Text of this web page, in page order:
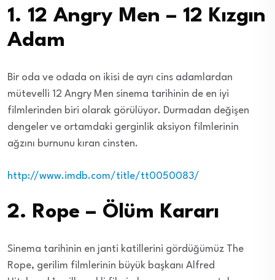
1. 12 Angry Men – 12 Kızgın
Adam
Bir oda ve odada on ikisi de ayrı cins adamlardan
mütevelli 12 Angry Men sinema tarihinin de en iyi
filmlerinden biri olarak görülüyor. Durmadan değişen
dengeler ve ortamdaki gerginlik aksiyon filmlerinin
ağzını burnunu kıran cinsten.
http://www.imdb.com/title/tt0050083/
2. Rope – Ölüm Kararı
Sinema tarihinin en janti katillerini gördüğümüz The
Rope, gerilim filmlerinin büyük başkanı Alfred